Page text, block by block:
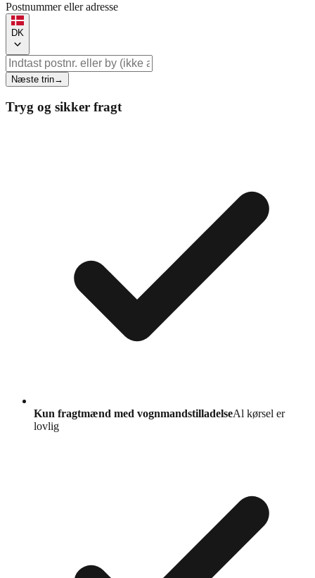
Postnummer eller adresse
DK
Næste trin→
Tryg og sikker fragt
Kun fragtmænd med vognmandstilladelseAl kørsel er
lovlig